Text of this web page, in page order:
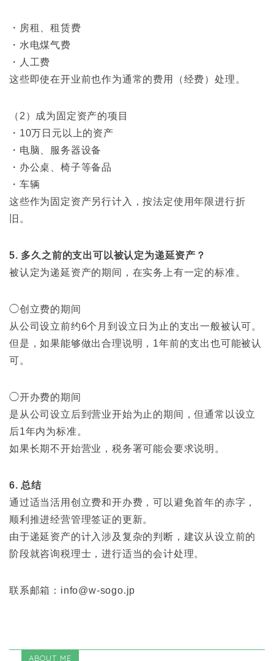
・房租、租赁费
・水电煤气费
・人工费
这些即使在开业前也作为通常的费用（经费）处理。
（2）成为固定资产的项目
・10万日元以上的资产
・电脑、服务器设备
・办公桌、椅子等备品
・车辆
这些作为固定资产另行计入，按法定使用年限进行折
旧。
5. 多久之前的支出可以被认定为递延资产？
被认定为递延资产的期间，在实务上有一定的标准。
◯创立费的期间
从公司设立前约6个月到设立日为止的支出一般被认可。
但是，如果能够做出合理说明，1年前的支出也可能被认
可。
◯开办费的期间
是从公司设立后到营业开始为止的期间，但通常以设立
后1年内为标准。
如果长期不开始营业，税务署可能会要求说明。
6. 总结
通过适当活用创立费和开办费，可以避免首年的赤字，
顺利推进经营管理签证的更新。
由于递延资产的计入涉及复杂的判断，建议从设立前的
阶段就咨询税理士，进行适当的会计处理。
联系邮箱：info@w-sogo.jp
ABOUT ME